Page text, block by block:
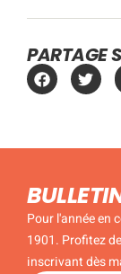
PARTAGE
Pour l'année en
1901. Profitez
inscrivant dès